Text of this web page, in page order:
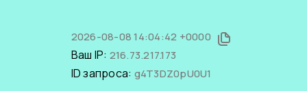
2026-08-08 14:04:42 +0000
Ваш IP: 216.73.217.173
ID запроса: g4T3DZ0pU0U1